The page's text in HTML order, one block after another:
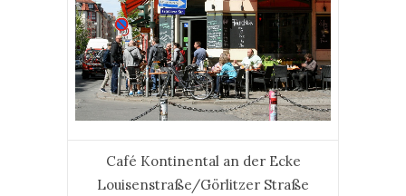
Café Kontinental an der Ecke
Louisenstraße/Görlitzer Straße